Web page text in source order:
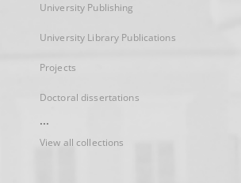
University Publishing
University Library Publications
Projects
Doctoral dissertations
...
View all collections